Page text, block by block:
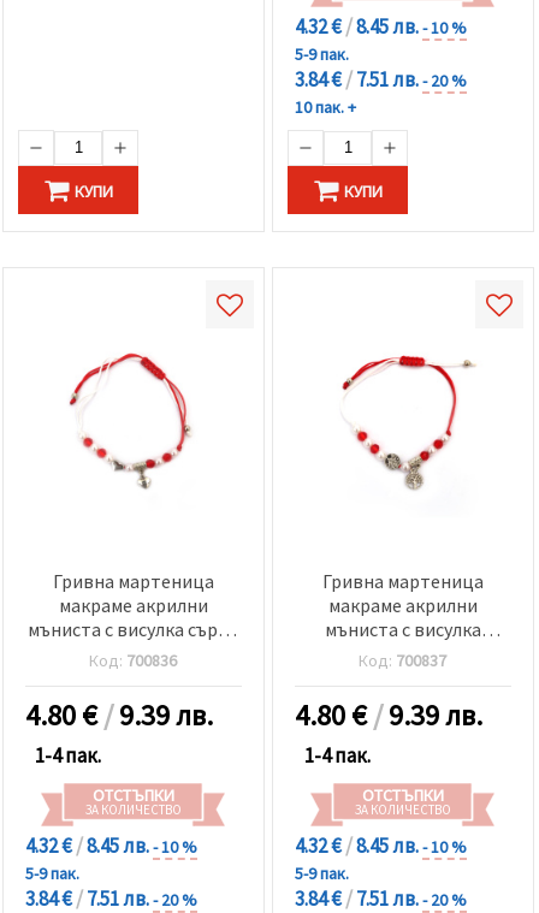
КУПИ
4.32 €/8.45 лв.- 10 %
5-9 пак.
3.84 €/7.51 лв.- 20 %
10 пак. +
КУПИ
Гривна мартеница
макраме акрилни
мъниста с висулка сърце
-12 броя
Код: 700836
4.80€/9.39 лв.
1-4 пак.
ОТСТЪПКИ
ЗА КОЛИЧЕСТВО
4.32 €/8.45 лв.- 10 %
5-9 пак.
3.84 €/7.51 лв.- 20 %
Гривна мартеница
макраме акрилни
мъниста с висулка
дървото на живота -12
броя
Код: 700837
4.80€/9.39 лв.
1-4 пак.
ОТСТЪПКИ
ЗА КОЛИЧЕСТВО
4.32 €/8.45 лв.- 10 %
5-9 пак.
3.84 €/7.51 лв.- 20 %